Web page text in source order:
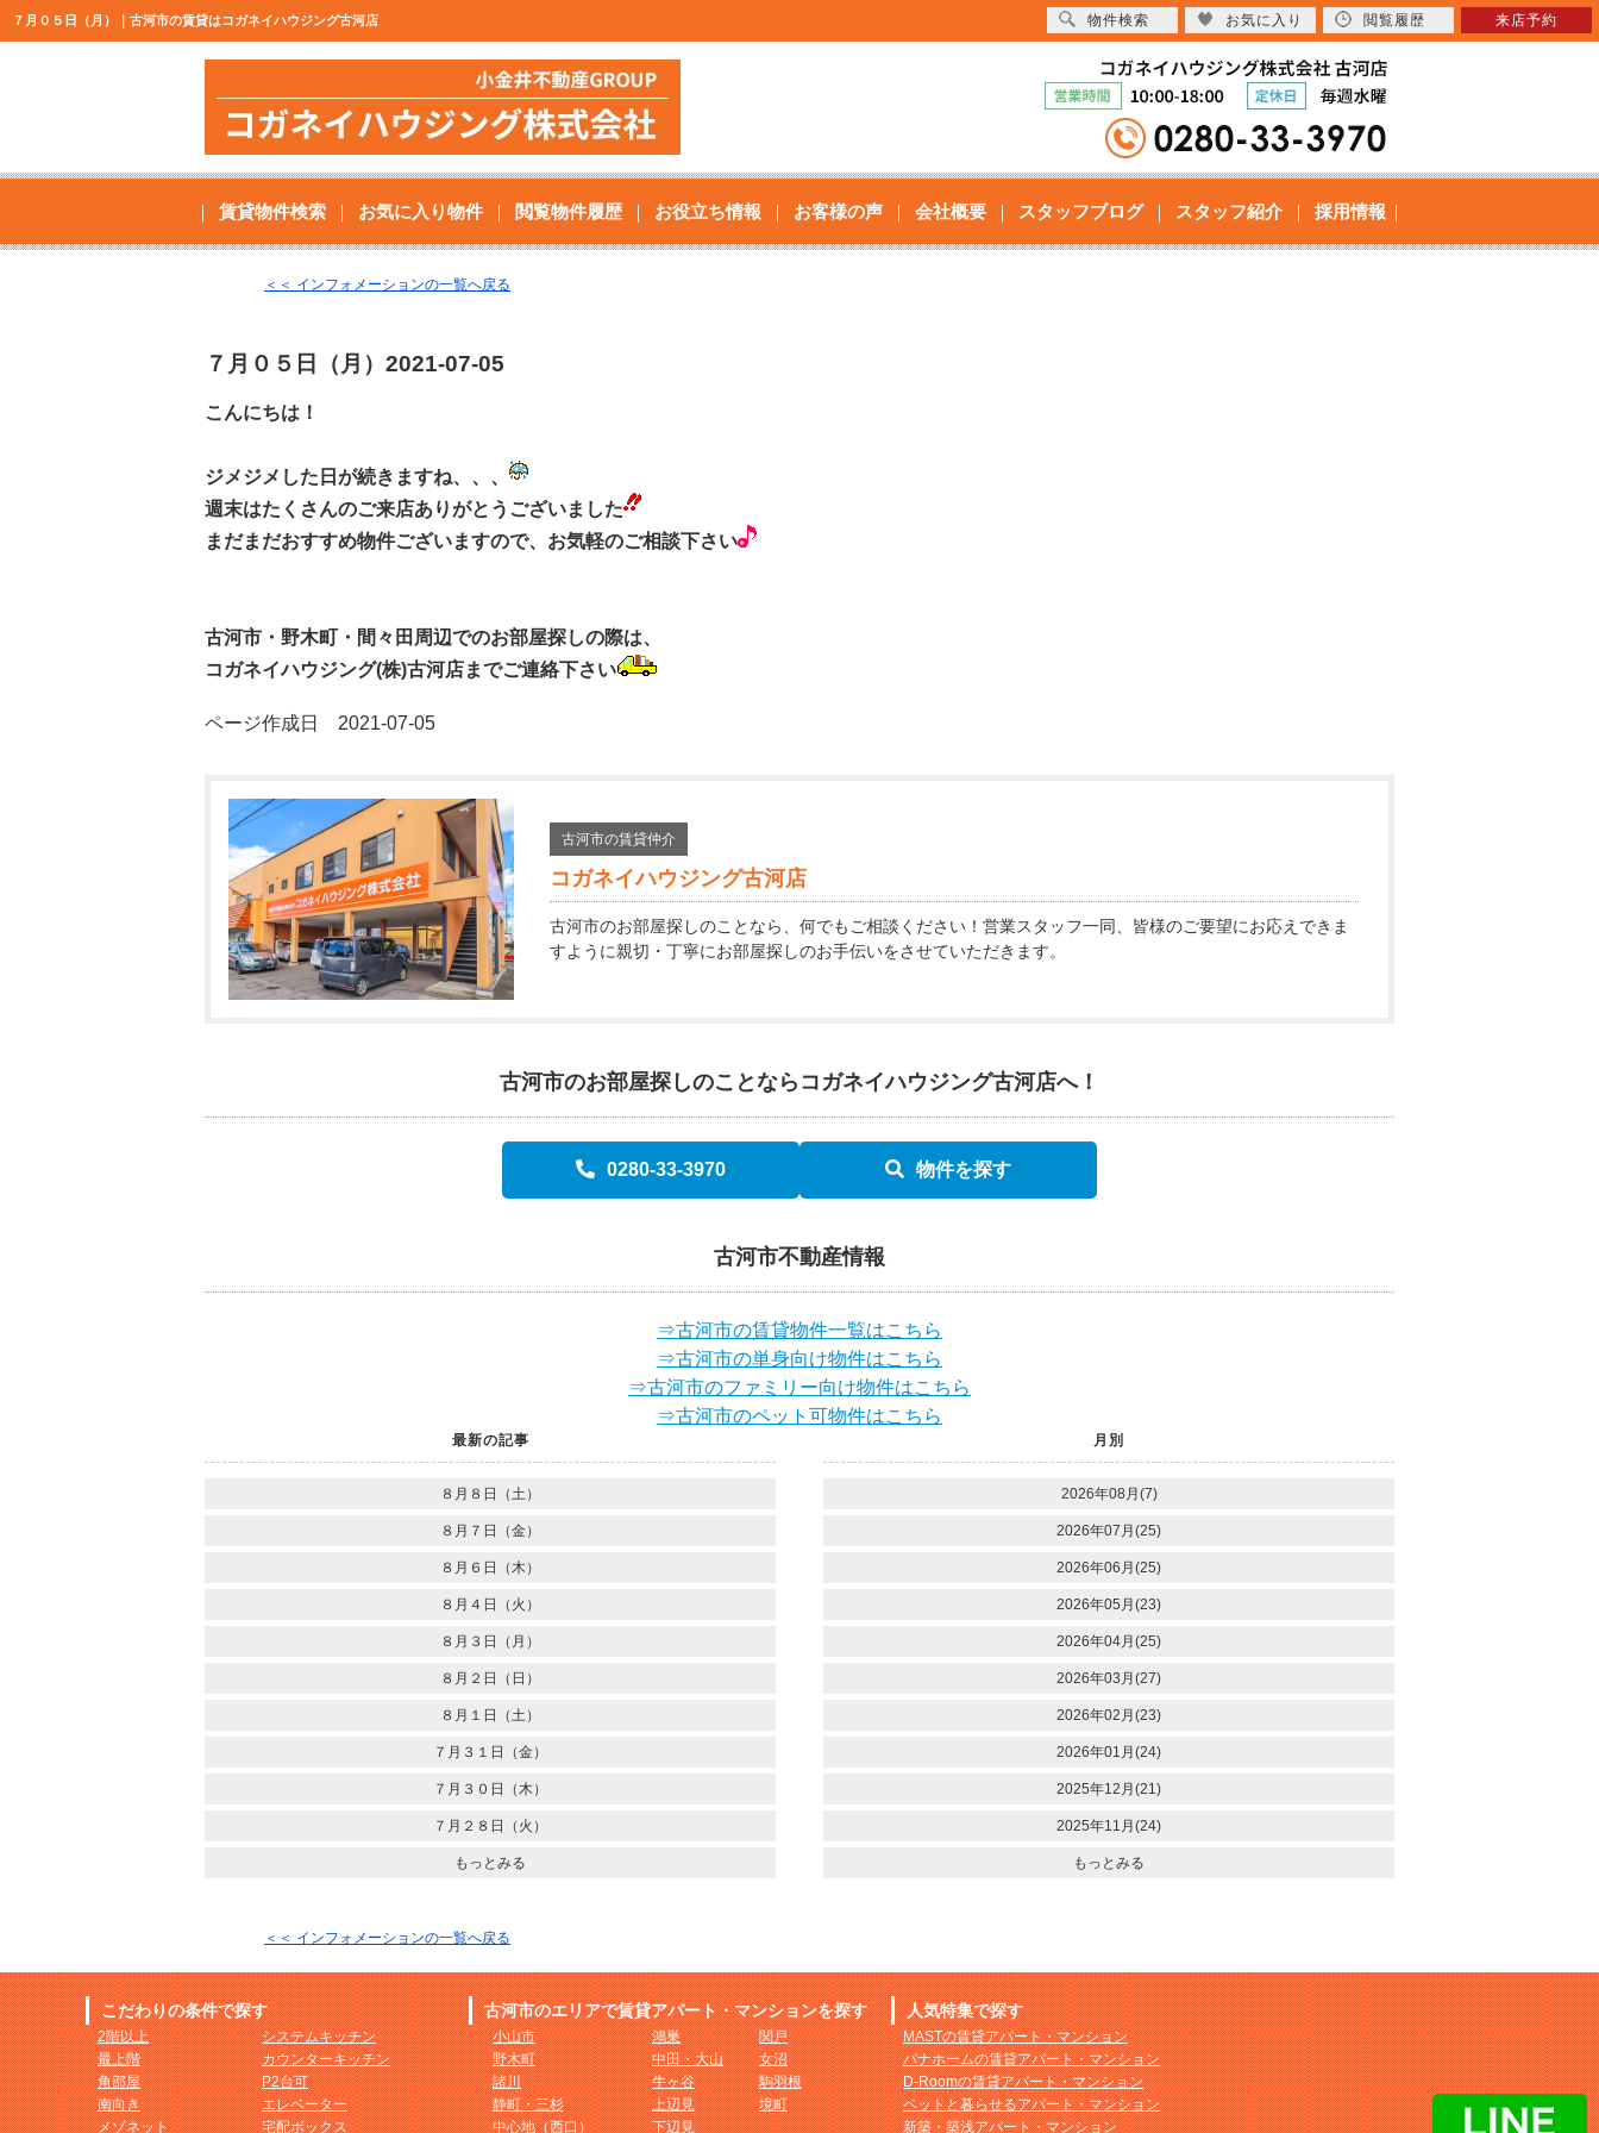
７月０５日（月）｜古河市の賃貸はコガネイハウジング古河店
賃貸物件検索 お気に入り物件 閲覧物件履歴 お役立ち情報 お客様の声 会社概要 スタッフブログ スタッフ紹介 採用情報
＜＜ インフォメーションの一覧へ戻る
７月０５日（月） 2021-07-05
こんにちは！
ジメジメした日が続きますね、、、
週末はたくさんのご来店ありがとうございました
まだまだおすすめ物件ございますので、お気軽のご相談下さい
古河市・野木町・間々田周辺でのお部屋探しの際は、
コガネイハウジング(株)古河店までご連絡下さい
ページ作成日 2021-07-05
古河市の賃貸仲介
コガネイハウジング古河店
古河市のお部屋探しのことなら、何でもご相談ください！営業スタッフ一同、皆様のご要望にお応えできま
すように親切・丁寧にお部屋探しのお手伝いをさせていただきます。
古河市のお部屋探しのことなら コガネイハウジング古河店へ！
0280-33-3970 物件を探す
古河市不動産情報
⇒古河市の賃貸物件一覧はこちら
⇒古河市の単身向け物件はこちら
⇒古河市のファミリー向け物件はこちら
⇒古河市のペット可物件はこちら
最新の記事
８月８日（土）
８月７日（金）
８月６日（木）
８月４日（火）
８月３日（月）
８月２日（日）
８月１日（土）
７月３１日（金）
７月３０日（木）
７月２８日（火）
もっとみる
月別
2026年08月(7)
2026年07月(25)
2026年06月(25)
2026年05月(23)
2026年04月(25)
2026年03月(27)
2026年02月(23)
2026年01月(24)
2025年12月(21)
2025年11月(24)
もっとみる
＜＜ インフォメーションの一覧へ戻る
こだわりの条件で探す
2階以上
最上階
角部屋
南向き
メゾネット
システムキッチン
カウンターキッチン
P2台可
エレベーター
宅配ボックス
古河市のエリアで賃貸アパート・マンションを探す
小山市
野木町
諸川
静町・三杉
中心地（西口）
鴻巣
中田・大山
牛ヶ谷
上辺見
下辺見
関戸
女沼
駒羽根
境町
人気特集で探す
MASTの賃貸アパート・マンション
パナホームの賃貸アパート・マンション
D-Roomの賃貸アパート・マンション
ペットと暮らせるアパート・マンション
新築・築浅アパート・マンション
物件検索 お気に入り 閲覧履歴 来店予約